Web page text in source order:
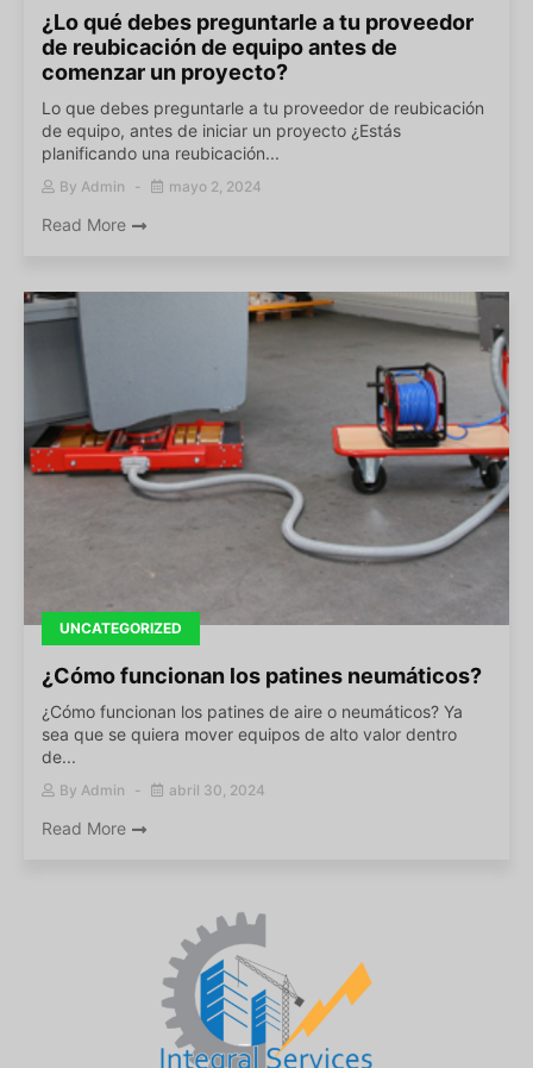
¿Lo qué debes preguntarle a tu proveedor
de reubicación de equipo antes de
comenzar un proyecto?
Lo que debes preguntarle a tu proveedor de reubicación
de equipo, antes de iniciar un proyecto ¿Estás
planificando una reubicación...
By Admin mayo 2, 2024
Read More
UNCATEGORIZED
¿Cómo funcionan los patines neumáticos?
¿Cómo funcionan los patines de aire o neumáticos? Ya
sea que se quiera mover equipos de alto valor dentro
de...
By Admin abril 30, 2024
Read More